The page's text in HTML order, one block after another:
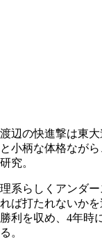
渡辺の快進撃は東
と小柄な体格なが
研究。
理系らしくアンダ
れば打たれないか
勝利を収め、4年時
る。